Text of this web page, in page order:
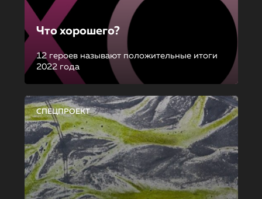
Что хорошего?
12 героев называют положительные итоги
2022 года
СПЕЦПРОЕКТ